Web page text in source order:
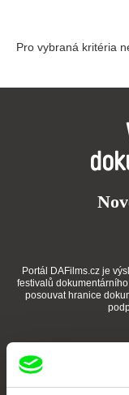
Pro vybraná kritéria
Portál DAFilms.cz je
festivalů
posouvat hranice